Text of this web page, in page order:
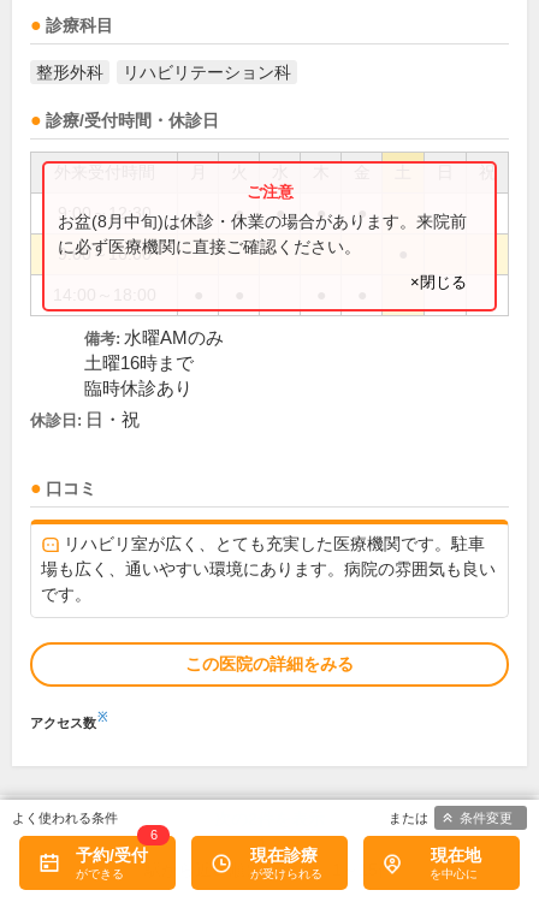
診療科目
整形外科 リハビリテーション科
診療/受付時間・休診日
祝
9:00～12:30 ● ● ● ● ●
9:00～16:00
お盆(8月中旬)は休診・休業の場合があります。来院前
に必ず医療機関に直接ご確認ください。
×閉じる
備考: 水曜AMのみ
土曜16時まで
臨時休診あり
休診日: 日・祝
口コミ
リハビリ室が広く、とても充実した医療機関です。駐車
場も広く、通いやすい環境にあります。病院の雰囲気も良い
です。
この医院の詳細をみる
アクセス数※
1 2
駅から近い順に17件中、 1～15件
予約/受付
6
現在診療 現在地
条件変更